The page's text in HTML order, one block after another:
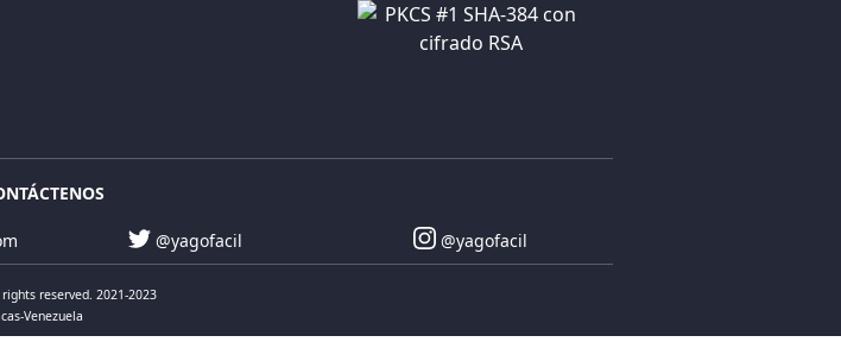
@yagofacil @yagofacil
reserved. 2021-2023
Venezuela